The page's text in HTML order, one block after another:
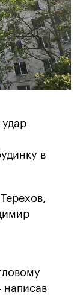
удар
в
написав